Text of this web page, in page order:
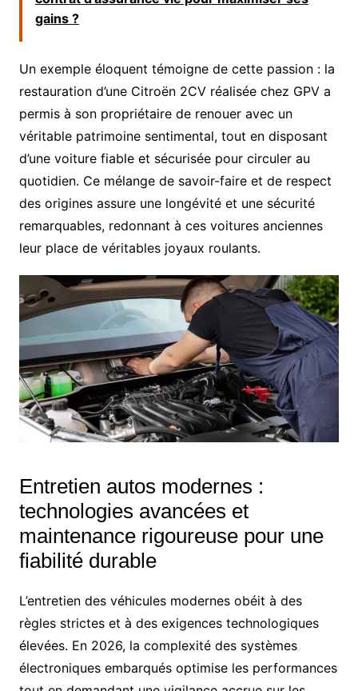
gains ?
Un exemple éloquent témoigne de cette passion : la
restauration d’une Citroën 2CV réalisée chez GPV a
permis à son propriétaire de renouer avec un
véritable patrimoine sentimental, tout en disposant
d’une voiture fiable et sécurisée pour circuler au
quotidien. Ce mélange de savoir-faire et de respect
des origines assure une longévité et une sécurité
remarquables, redonnant à ces voitures anciennes
leur place de véritables joyaux roulants.
Entretien autos modernes :
technologies avancées et
maintenance rigoureuse pour une
fiabilité durable
L’entretien des véhicules modernes obéit à des
règles strictes et à des exigences technologiques
élevées. En 2026, la complexité des systèmes
électroniques embarqués optimise les performances